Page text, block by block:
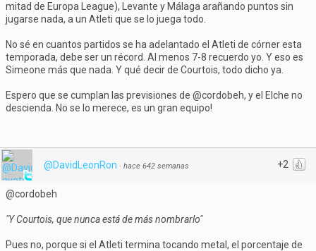
mitad de Europa League), Levante y Málaga arañando puntos sin
jugarse nada, a un Atleti que se lo juega todo.
No sé en cuantos partidos se ha adelantado el Atleti de córner esta
temporada, debe ser un récord. Al menos 7-8 recuerdo yo. Y eso es
Simeone más que nada. Y qué decir de Courtois, todo dicho ya.
Espero que se cumplan las previsiones de @cordobeh, y el Elche no
descienda. No se lo merece, es un gran equipo!
+2
@DavidLeonRon · hace 642 semanas
@cordobeh
"Y Courtois, que nunca está de más nombrarlo"
Pues no, porque si el Atleti termina tocando metal, el porcentaje de